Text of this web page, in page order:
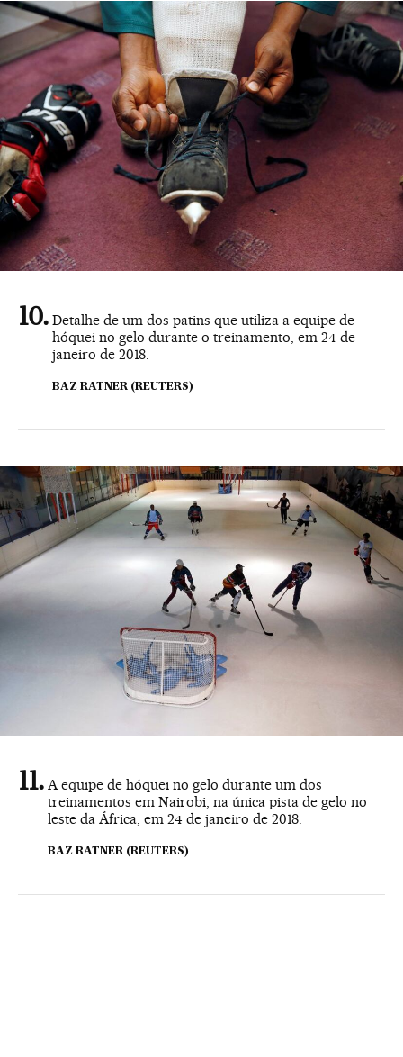
Detalhe de um dos patins que utiliza a equipe de
hóquei no gelo durante o treinamento, em 24 de
janeiro de 2018.
BAZ RATNER (REUTERS)
A equipe de hóquei no gelo durante um dos
treinamentos em Nairobi, na única pista de gelo no
leste da África, em 24 de janeiro de 2018.
BAZ RATNER (REUTERS)